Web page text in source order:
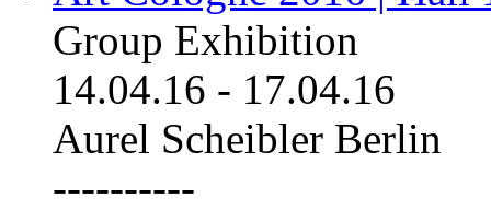
Group Exhibition
14.04.16 - 17.04.16
Aurel Scheibler Berlin
----------